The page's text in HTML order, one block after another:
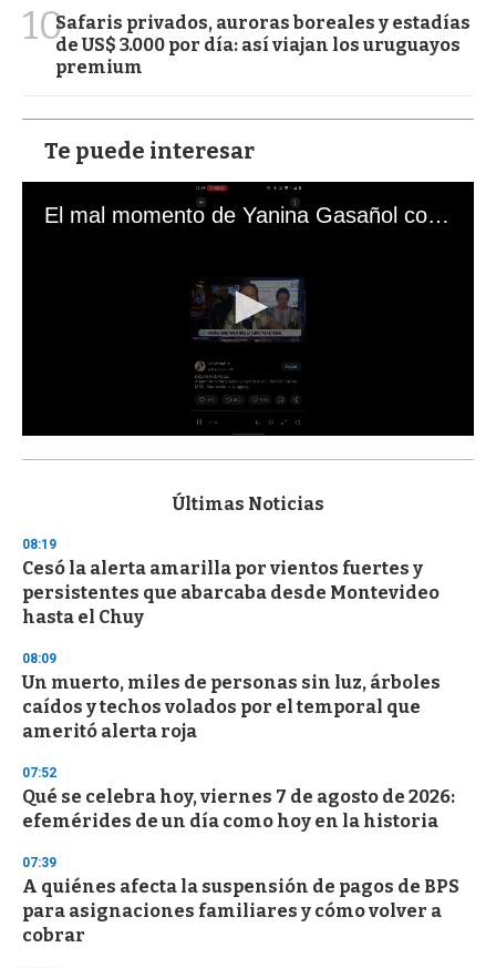
10Safaris privados, auroras boreales y estadías
de US$ 3.000 por día: así viajan los uruguayos
premium
Te puede interesar
El mal momento de Yanina Gasañol con un hincha argentino en "Subrayado"
s
d
s
o
f
3
s
e
c
o
n
Últimas Noticias
08:19
Cesó la alerta amarilla por vientos fuertes y
persistentes que abarcaba desde Montevideo
hasta el Chuy
08:09
Un muerto, miles de personas sin luz, árboles
caídos y techos volados por el temporal que
ameritó alerta roja
07:52
Qué se celebra hoy, viernes 7 de agosto de 2026:
efemérides de un día como hoy en la historia
07:39
A quiénes afecta la suspensión de pagos de BPS
para asignaciones familiares y cómo volver a
cobrar